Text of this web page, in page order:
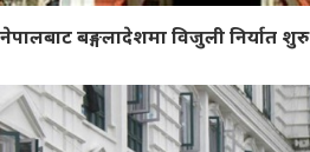
नेपालबाट बङ्गलादेशमा विजुली निर्यात शुरु